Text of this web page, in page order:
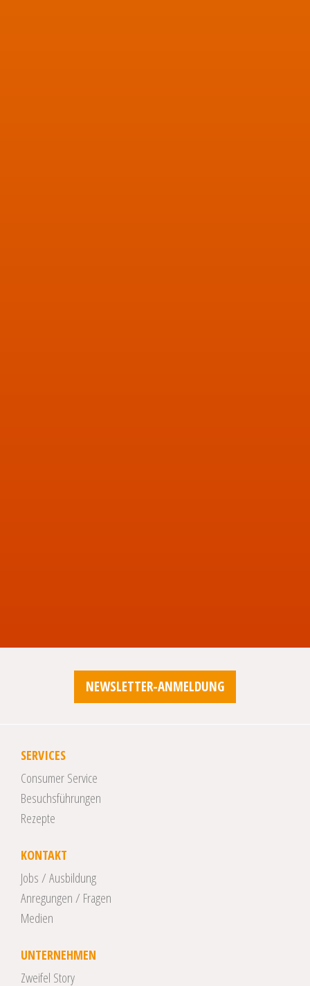
NEWSLETTER-ANMELDUNG
SERVICES
Consumer Service
Besuchsführungen
Rezepte
KONTAKT
Jobs / Ausbildung
Anregungen / Fragen
Medien
UNTERNEHMEN
Zweifel Story